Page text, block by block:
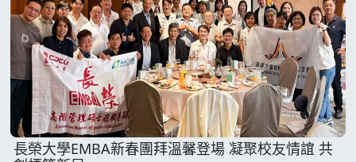
長榮大學EMBA新春團拜溫馨登場 凝聚校友情誼 共